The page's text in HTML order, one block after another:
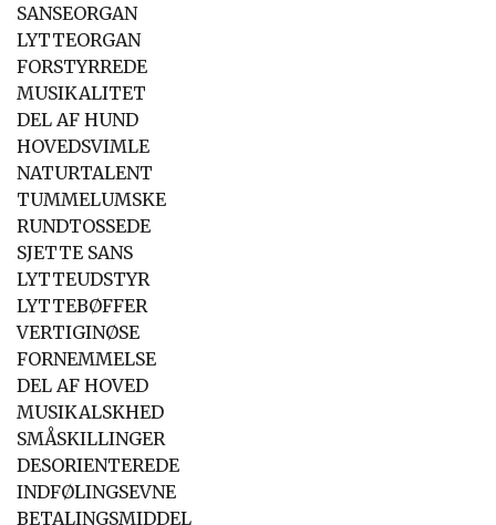
SANSEORGAN
LYTTEORGAN
FORSTYRREDE
MUSIKALITET
DEL AF HUND
HOVEDSVIMLE
NATURTALENT
TUMMELUMSKE
RUNDTOSSEDE
SJETTE SANS
LYTTEUDSTYR
LYTTEBØFFER
VERTIGINØSE
FORNEMMELSE
DEL AF HOVED
MUSIKALSKHED
SMÅSKILLINGER
DESORIENTEREDE
INDFØLINGSEVNE
BETALINGSMIDDEL